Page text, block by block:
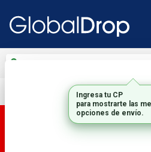
Envío gratis en compras
Esta tienda es una tienda
productos y su
Ingresa tu CP
para mostrarte las
opciones de envío.